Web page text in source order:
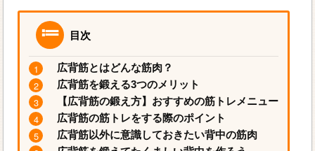
目次
広背筋とはどんな筋肉？
広背筋を鍛える3つのメリット
【広背筋の鍛え方】おすすめの筋トレメニュー
広背筋の筋トレをする際のポイント
広背筋以外に意識しておきたい背中の筋肉